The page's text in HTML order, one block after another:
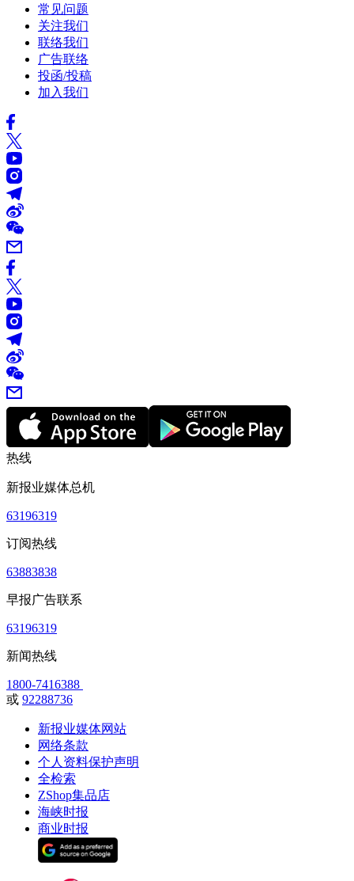
常见问题
关注我们
联络我们
广告联络
投函/投稿
加入我们
热线
新报业媒体总机
63196319
订阅热线
63883838
早报广告联系
63196319
新闻热线
1800-7416388
或 92288736
新报业媒体网站
网络条款
个人资料保护声明
全检索
ZShop集品店
海峡时报
商业时报